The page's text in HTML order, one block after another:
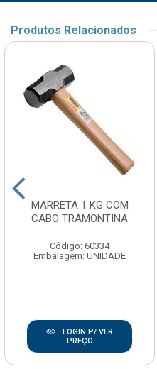
Produtos Relacionados
MARRETA 1 KG COM
CABO TRAMONTINA
Código: 60334
Embalagem: UNIDADE
LOGIN P/ VER
PREÇO